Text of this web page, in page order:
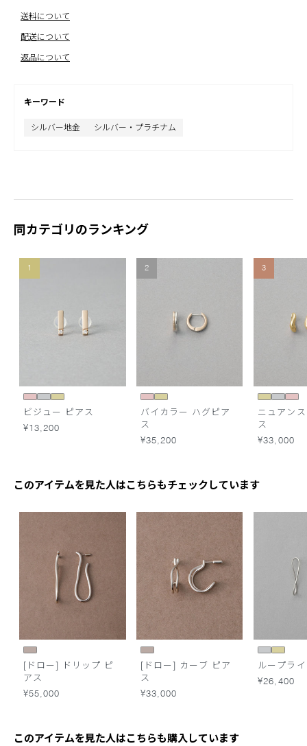
送料について
配送について
返品について
キーワード
シルバー地金 シルバー・プラチナム
同カテゴリのランキング
1
ビジュー ピアス
¥13,200
2
バイカラー ハグピア
ス
¥35,200
3
ニュアン
ス
¥33,000
このアイテムを見た人はこちらもチェックしています
[ドロー] ドリップ ピ
アス
¥55,000
[ドロー] カーブ ピア
ス
¥33,000
ループラ
¥26,400
このアイテムを見た人はこちらも購入しています